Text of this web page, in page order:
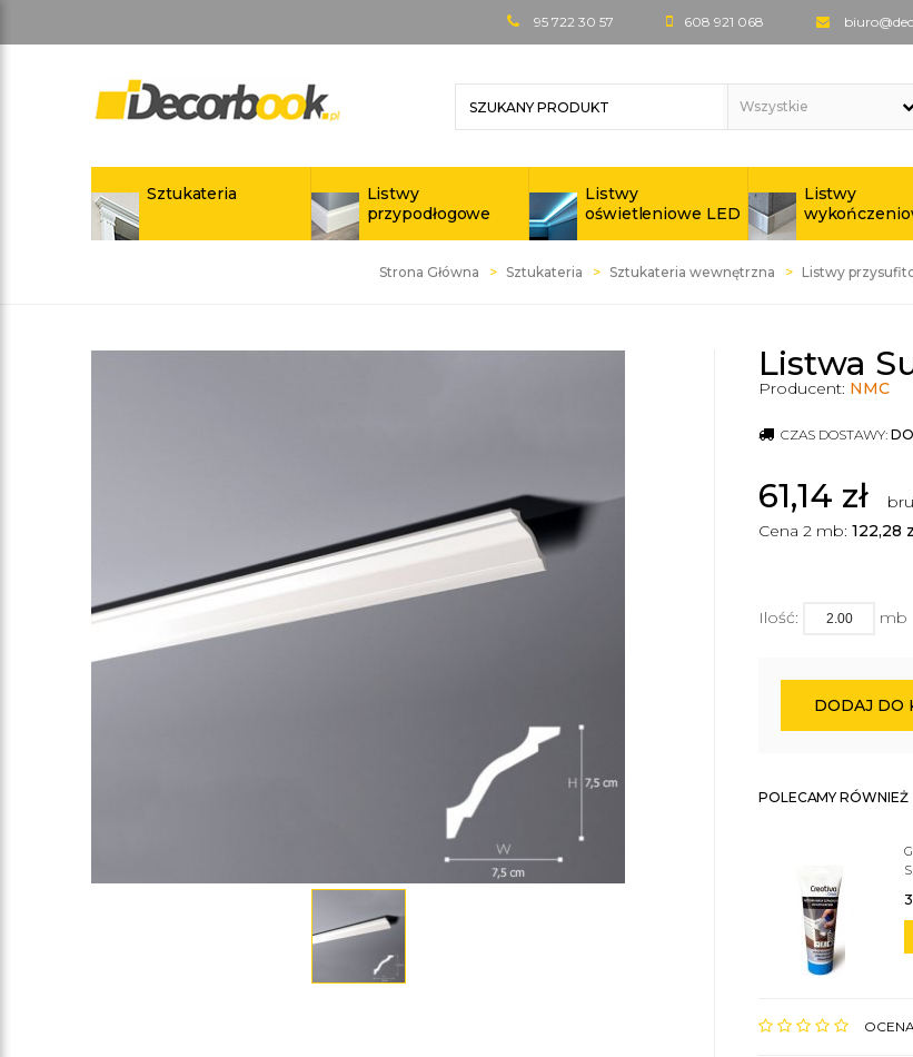
95 722 30 57 608 921 068
Sztukateria
Listwy
przypodłogowe
Listwy
oświetleniowe LED
Listwy
Strona Główna Sztukateria Sztukateria wewnętrzna Listwy
Listwa
Producent: NMC
CZAS DOSTAWY:
61,14 zł
Cena 2 mb: 122,28
Ilość: mb
DODAJ DO
POLECAMY RÓWNIEŻ